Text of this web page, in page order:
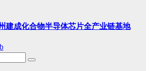
建成化合物半导体芯片全产业链基地